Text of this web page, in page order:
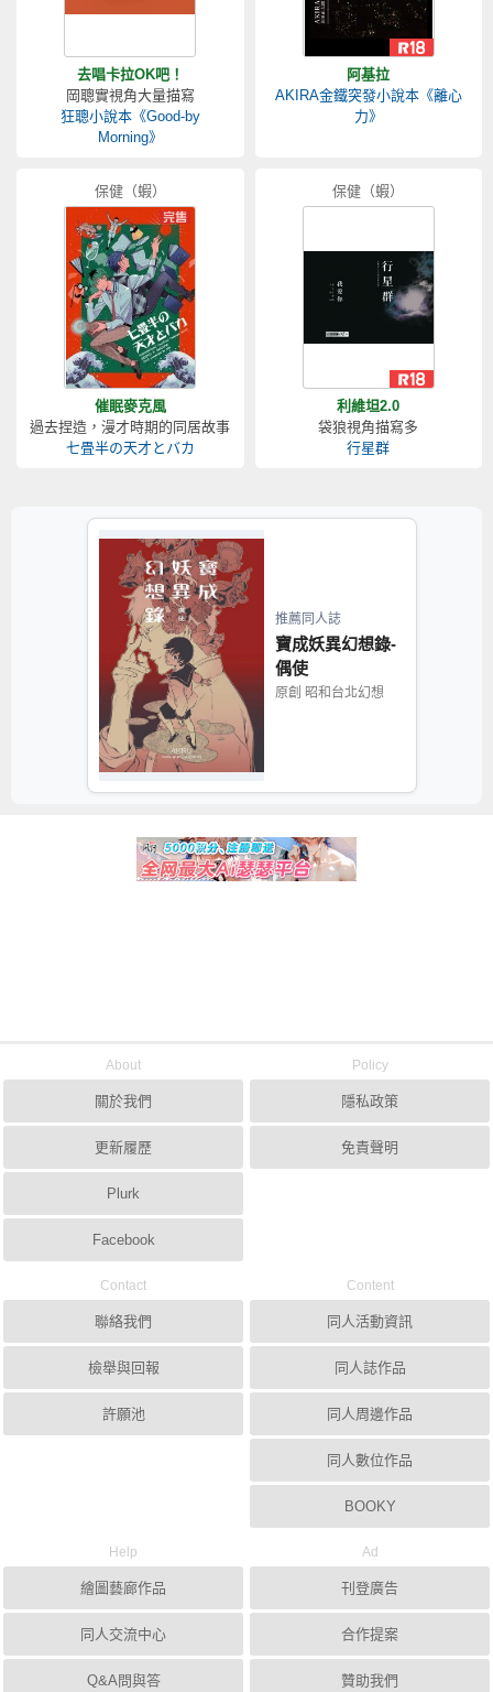
去唱卡拉OK吧！
岡聰實視角大量描寫
狂聰小說本《Good-by
Morning》
阿基拉
AKIRA金鐵突發小說本《離心
力》
保健（蝦）
催眠麥克風
過去捏造，漫才時期的同居故事
七畳半の天才とバカ
保健（蝦）
利維坦2.0
袋狼視角描寫多
行星群
推薦同人誌
寶成妖異幻想錄-
偶使
原創 昭和台北幻想
About
關於我們
更新履歷
Plurk
Facebook
Policy
隱私政策
免責聲明
Contact
聯絡我們
檢舉與回報
許願池
Content
同人活動資訊
同人誌作品
同人周邊作品
同人數位作品
BOOKY
Help
繪圖藝廊作品
同人交流中心
Q&A問與答
Ad
刊登廣告
合作提案
贊助我們